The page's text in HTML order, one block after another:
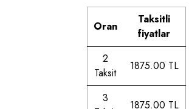
Oran
Taksitli
fiyatlar
2
Taksit
1875.00 TL
3
1875.00 TL